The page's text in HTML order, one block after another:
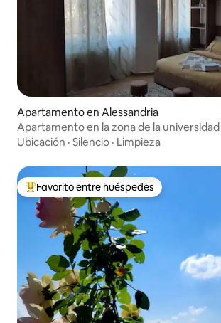
Apartamento en Alessandria
Apartamento en la zona de la universidad
Ubicación · Silencio · Limpieza
Favorito entre huéspedes preferido
Favorito entre huéspedes